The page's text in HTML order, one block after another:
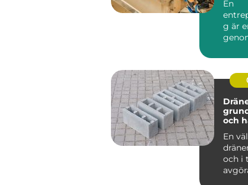
En
g är
och
En
och i